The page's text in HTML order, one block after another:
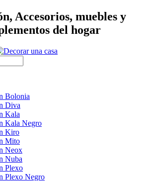
Accesorios, muebles y
del hogar
Bolonia
Diva
Kala
Kala Negro
Kiro
Mito
Neox
Nuba
Plexo
Plexo Negro